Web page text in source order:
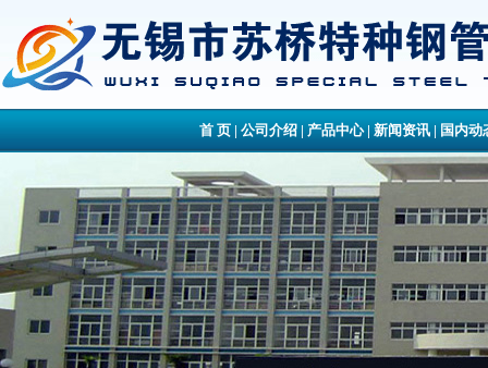
首 页| 公司介绍| 产品中心| 新闻资讯| 国内动